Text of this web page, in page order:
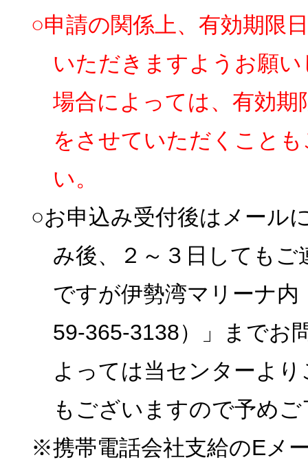
○申請の関係上、有効期限
いただきますようお願
場合によっては、有効
をさせていただくこと
い。
○お申込み受付後はメール
み後、２～３日しても
ですが伊勢湾マリーナ
59-365-3138）」までお
よっては当センターよ
もございますので予め
※携帯電話会社支給のEメ